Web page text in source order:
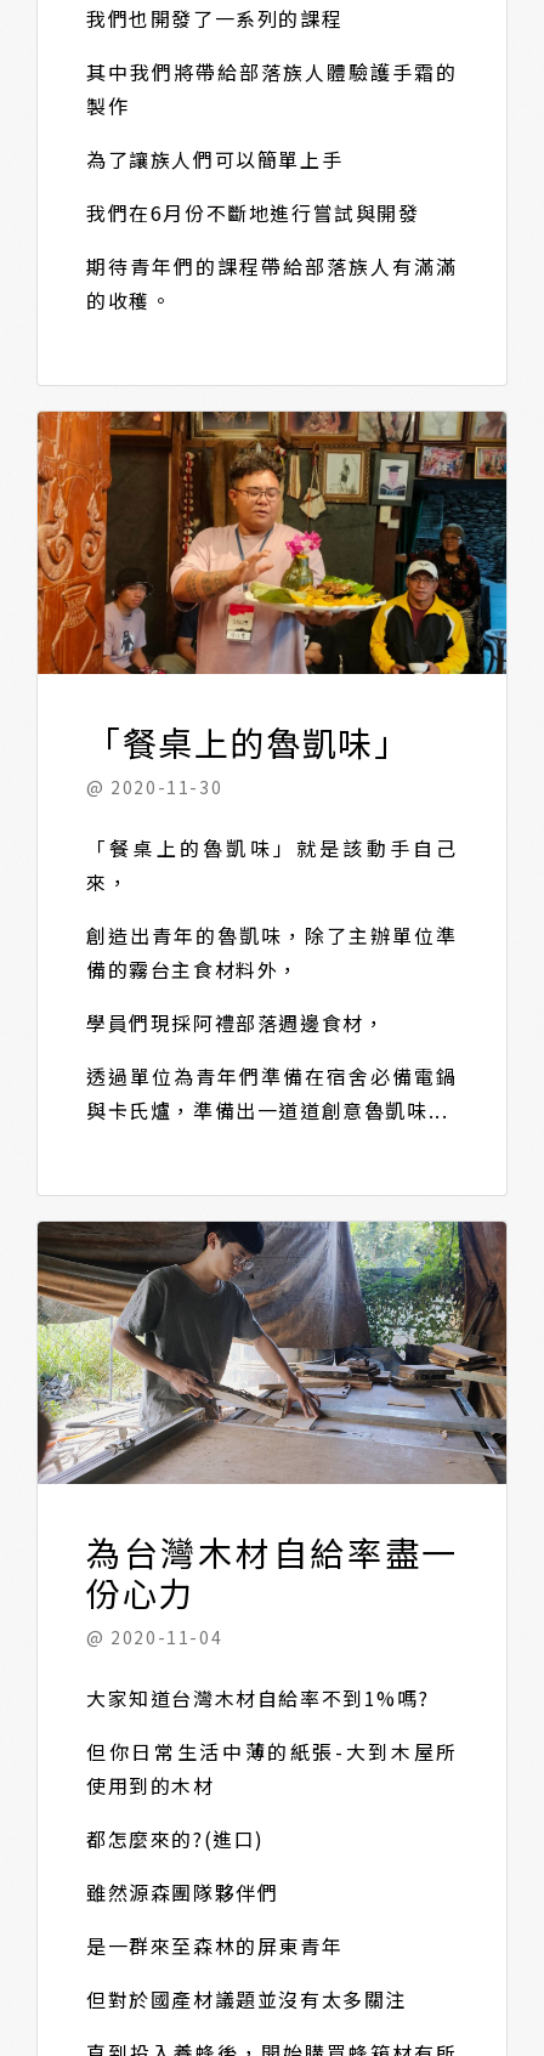
我們也開發了一系列的課程
其中我們將帶給部落族人體驗護手霜的
製作
為了讓族人們可以簡單上手
我們在6月份不斷地進行嘗試與開發
期待青年們的課程帶給部落族人有滿滿
的收穫。
「餐桌上的魯凱味」
@ 2020-11-30
「餐桌上的魯凱味」就是該動手自己
來，
創造出青年的魯凱味，除了主辦單位準
備的霧台主食材料外，
學員們現採阿禮部落週邊食材，
透過單位為青年們準備在宿舍必備電鍋
與卡氏爐，準備出一道道創意魯凱味...
為台灣木材自給率盡一
份心力
@ 2020-11-04
大家知道台灣木材自給率不到1%嗎?
但你日常生活中薄的紙張-大到木屋所
使用到的木材
都怎麼來的?(進口)
雖然源森團隊夥伴們
是一群來至森林的屏東青年
但對於國產材議題並沒有太多關注